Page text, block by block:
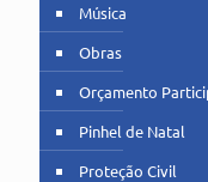
Música
Obras
Orçamento
Pinhel de Natal
Proteção Civil